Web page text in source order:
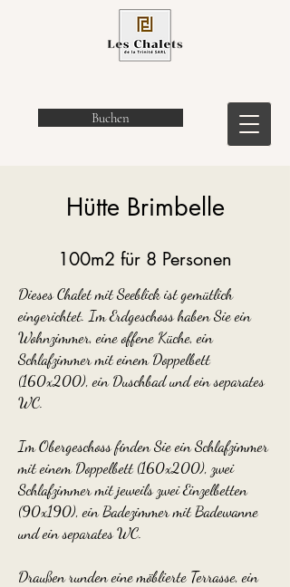
Buchen
Hütte Brimbelle
100m2 für 8 Personen
Dieses Chalet mit Seeblick ist gemütlich
eingerichtet. Im Erdgeschoss haben Sie ein
Wohnzimmer, eine offene Küche, ein
Schlafzimmer mit einem Doppelbett
(160x200), ein Duschbad und ein separates
WC.
Im Obergeschoss finden Sie ein Schlafzimmer
mit einem Doppelbett (160x200), zwei
Schlafzimmer mit jeweils zwei Einzelbetten
(90x190), ein Badezimmer mit Badewanne
und ein separates WC.
Draußen runden eine möblierte Terrasse, ein